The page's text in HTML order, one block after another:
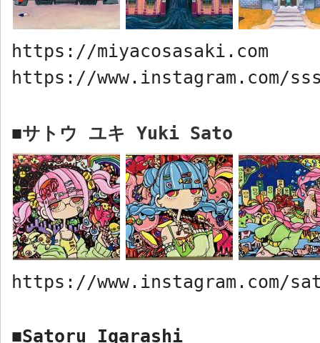
https://miyacosasaki.com
https://www.instagram.com/
■サトウ ユキ Yuki Sato
https://www.instagram.com/
■Satoru Igarashi